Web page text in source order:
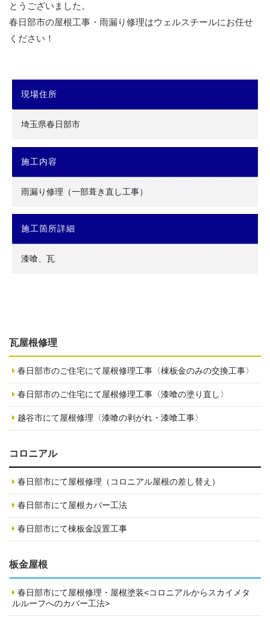
とうございました。
春日部市の屋根工事・雨漏り修理はウェルスチールにお任せ
ください！
現場住所
埼玉県春日部市
施工内容
雨漏り修理（一部葺き直し工事）
施工箇所詳細
漆喰、瓦
瓦屋根修理
春日部市のご住宅にて屋根修理工事〈棟板金のみの交換工事〉
春日部市のご住宅にて屋根修理工事〈漆喰の塗り直し〉
越谷市にて屋根修理〈漆喰の剥がれ・漆喰工事〉
コロニアル
春日部市にて屋根修理（コロニアル屋根の差し替え）
春日部市にて屋根カバー工法
春日部市にて棟板金設置工事
板金屋根
春日部市にて屋根修理・屋根塗装<コロニアルからスカイメタ
ルルーフへのカバー工法>